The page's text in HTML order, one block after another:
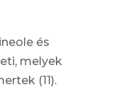
és
melyek
(11).